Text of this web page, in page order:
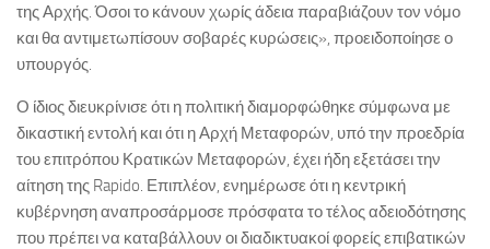
της Αρχής. Όσοι το κάνουν χωρίς άδεια παραβιάζουν τον νόμο
και θα αντιμετωπίσουν σοβαρές κυρώσεις», προειδοποίησε ο
υπουργός.
Ο ίδιος διευκρίνισε ότι η πολιτική διαμορφώθηκε σύμφωνα με
δικαστική εντολή και ότι η Αρχή Μεταφορών, υπό την προεδρία
του επιτρόπου Κρατικών Μεταφορών, έχει ήδη εξετάσει την
αίτηση της Rapido. Επιπλέον, ενημέρωσε ότι η κεντρική
κυβέρνηση αναπροσάρμοσε πρόσφατα το τέλος αδειοδότησης
που πρέπει να καταβάλλουν οι διαδικτυακοί φορείς επιβατικών